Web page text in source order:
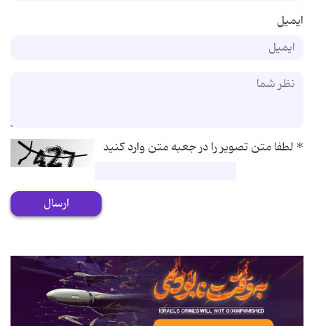
ایمیل
*لطفا متن تصویر را در جعبه متن وارد کنید
ارسال